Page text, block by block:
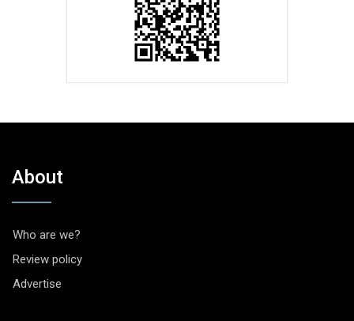
About
Who are we?
Review policy
Advertise